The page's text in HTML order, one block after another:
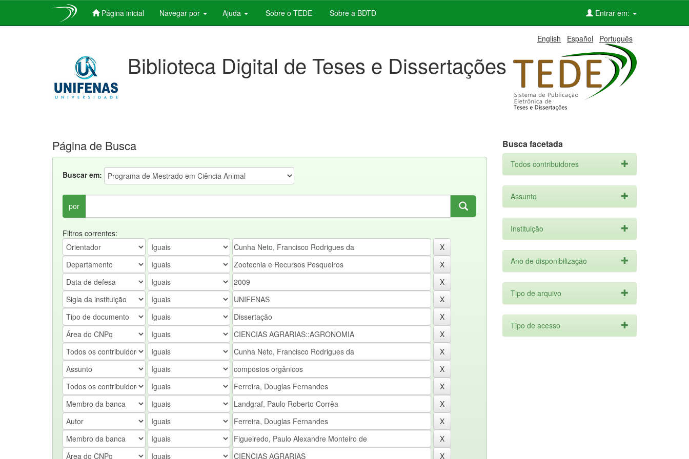
Página inicial Navegar por Ajuda Sobre o TEDE Sobre a BDTD Entrar em:
English Español Português
Biblioteca Digital de Teses e Dissertações
Página de Busca
Buscar em:
por
Filtros correntes:
Busca facetada
Todos contribuidores
Assunto
Instituição
Ano de disponibilização
Tipo de arquivo
Tipo de acesso